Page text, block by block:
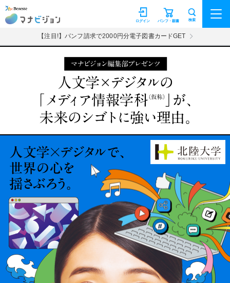
マナビジョン パンフ・願書
ログイン 検索
【注目!】パンフ請求で2000円分電子図書カードGET